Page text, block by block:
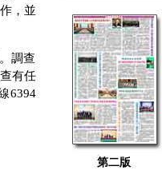
，並
調查
有任
6394
第二版